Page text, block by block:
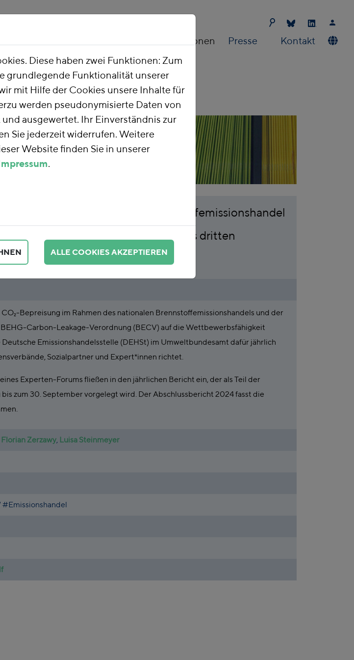
Publikationen Presse Kontakt
Schutz im nationalen Brennstoffemissionshandel
2024 - Ergebnisse des dritten
§ 26 Abs. 2 BECV
Bepreisung im Rahmen des nationalen Brennstoffemissionshandels und der
Carbon-Leakage-Verordnung (BECV) auf die Wettbewerbsfähigkeit
Emissionshandelsstelle (DEHSt) im Umweltbundesamt dafür jährlich
Sozialpartner und Expert*innen richtet.
Experten-Forums fließen in den jährlichen Bericht ein, der als Teil der
zum 30. September vorgelegt wird. Der Abschlussbericht 2024 fasst die
Florian Zerzawy Luisa Steinmeyer
Diese haben zwei Funktionen: Zum
grundlegende Funktionalität unserer
mit Hilfe der Cookies unsere Inhalte für
werden pseudonymisierte Daten von
ausgewertet. Ihr Einverständnis zur
Sie jederzeit widerrufen. Weitere
Website finden Sie in unserer
.
ALLE COOKIES AKZEPTIEREN